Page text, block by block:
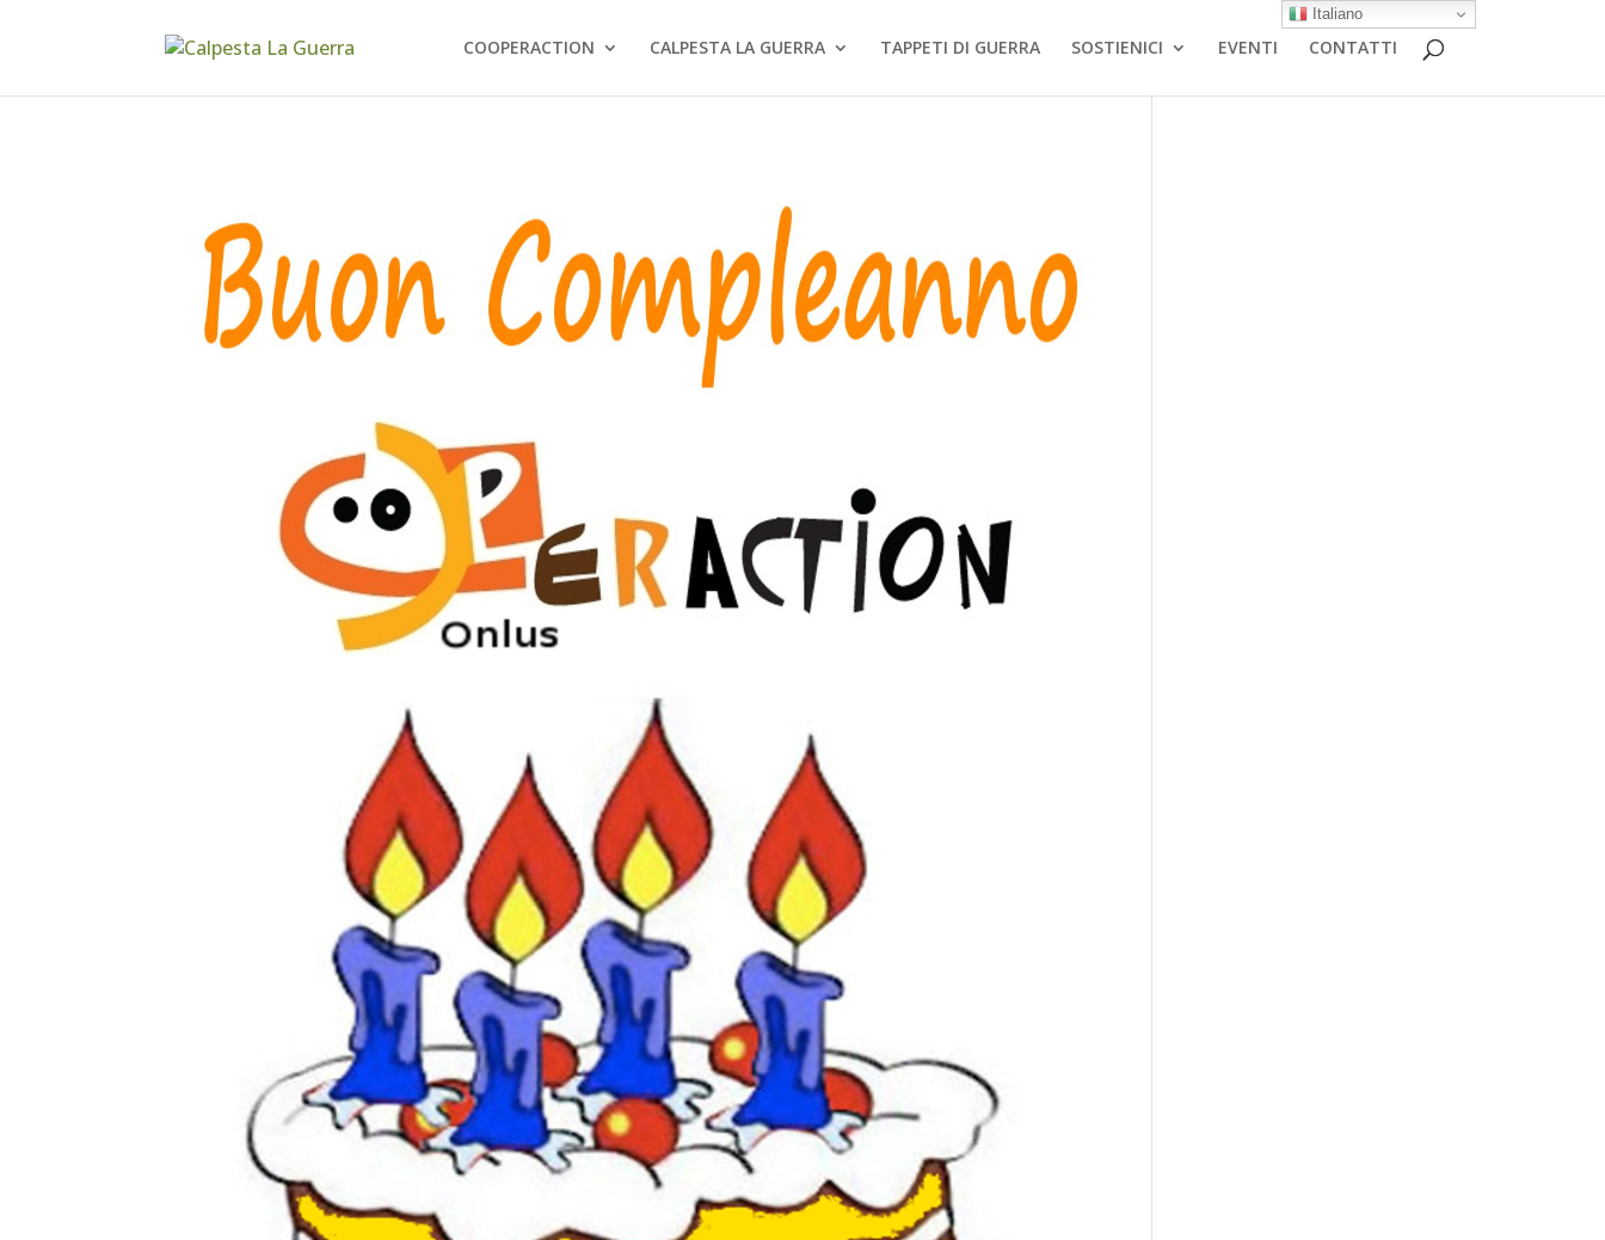
COOPERACTION CALPESTA LA GUERRA TAPPETI DI GUERRA SOSTIENICI EVENTI CONTATTI
Italiano